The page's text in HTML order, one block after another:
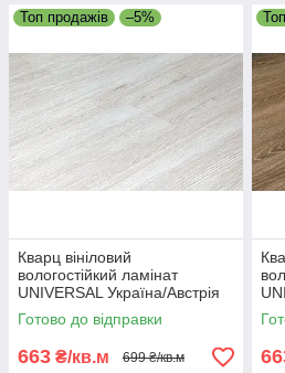
Топ продажів –5%
Кварц вініловий
вологостійкий ламінат
UNIVERSAL Україна/Австрія
401/1 - 42 клас
Готово до відправки
663 ₴/кв.м 699 ₴/кв.м